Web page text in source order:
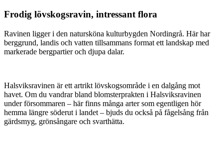
Frodig lövskogsravin, intressant flora
Ravinen ligger i den natursköna kulturbygden Nordingrå. Här har
berggrund, landis och vatten tillsammans format ett landskap med
markerade bergpartier och djupa dalar.
Halsviksravinen är ett artrikt lövskogsområde i en dalgång mot
havet. Om du vandrar bland blomsterprakten i Halsviksravinen
under försommaren – här finns många arter som egentligen hör
hemma längre söderut i landet – bjuds du också på fågelsång från
gärdsmyg, grönsångare och svarthätta.